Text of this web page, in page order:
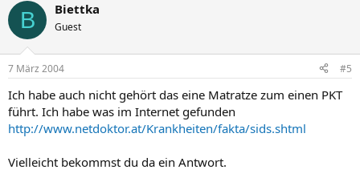
B Biettka
Guest
7 März 2004 #5
Ich habe auch nicht gehört das eine Matratze zum einen PKT
führt. Ich habe was im Internet gefunden
http://www.netdoktor.at/Krankheiten/fakta/sids.shtml
Vielleicht bekommst du da ein Antwort.